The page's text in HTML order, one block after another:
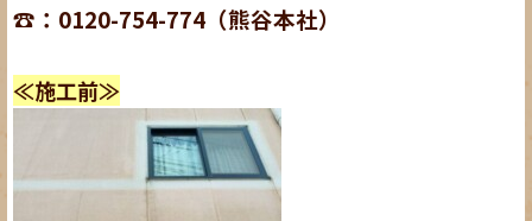
☎：0120-754-774（熊谷本社）
≪施工前≫